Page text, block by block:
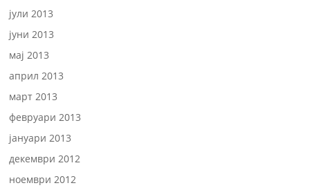
јули 2013
јуни 2013
мај 2013
април 2013
март 2013
февруари 2013
јануари 2013
декември 2012
ноември 2012